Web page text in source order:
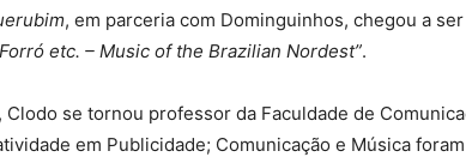
, em parceria com Dominguinhos, chegou a
Forró etc. – Music of the Brazilian Nordest”.
se tornou professor da Faculdade de
em Publicidade; Comunicação e Música